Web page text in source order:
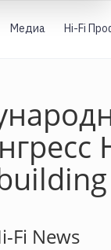
Медиа Hi-Fi
Fi News